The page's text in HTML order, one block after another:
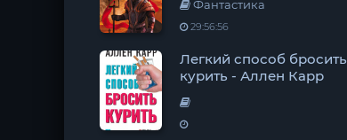
Фантастика
29:56:56
Легкий способ бросить
курить - Аллен Карр